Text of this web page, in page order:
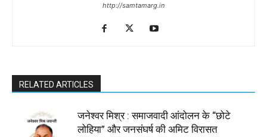
http://samtamarg.in
RELATED ARTICLES
जनेश्वर मिश्र : समाजवादी आंदोलन के “छोटे
लोहिया” और जनसंघर्ष की अमिट विरासत